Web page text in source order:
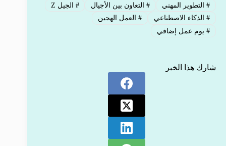
#التطوير المهني #التعاون بين الأجيال # الجيل Z
#الذكاء الاصطناعي #العمل الهجين
#يوم عمل إضافي
شارك هذا الخبر